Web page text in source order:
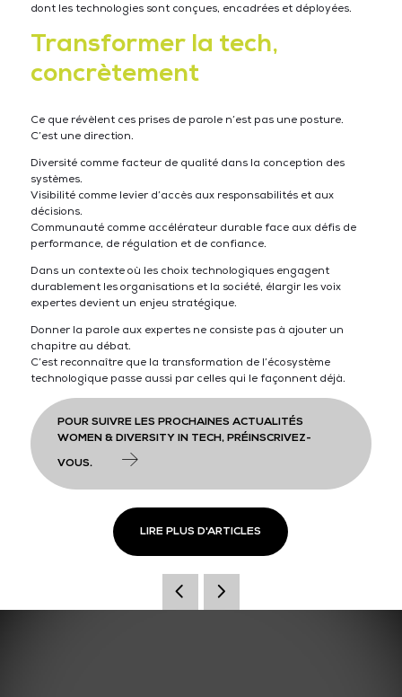
dont les technologies sont conçues, encadrées et déployées.
Transformer la tech,
concrètement
Ce que révèlent ces prises de parole n’est pas une posture.
C’est une direction.
Diversité comme facteur de qualité dans la conception des
systèmes.
Visibilité comme levier d’accès aux responsabilités et aux
décisions.
Communauté comme accélérateur durable face aux défis de
performance, de régulation et de confiance.
Dans un contexte où les choix technologiques engagent
durablement les organisations et la société, élargir les voix
expertes devient un enjeu stratégique.
Donner la parole aux expertes ne consiste pas à ajouter un
chapitre au débat.
C’est reconnaître que la transformation de l’écosystème
technologique passe aussi par celles qui le façonnent déjà.
POUR SUIVRE LES PROCHAINES ACTUALITÉS
WOMEN & DIVERSITY IN TECH, PRÉINSCRIVEZ-
VOUS.
LIRE PLUS D'ARTICLES